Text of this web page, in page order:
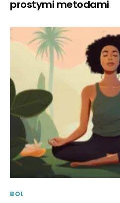
prostymi metodami
BOL